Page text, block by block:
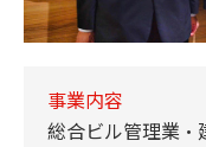
事業内容
総合ビル管理業・